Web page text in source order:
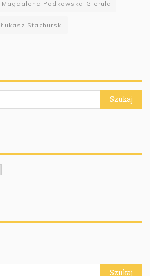
Magdalena Podkowska-Gierula
Łukasz Stachurski